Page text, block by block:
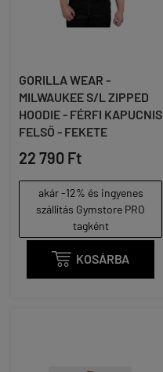
GORILLA WEAR -
MILWAUKEE S/L ZIPPED
HOODIE - FÉRFI KAPUCNIS
FELSŐ - FEKETE
22 790 Ft
akár -12% és ingyenes
szállítás Gymstore PRO
tagként
 KOSÁRBA